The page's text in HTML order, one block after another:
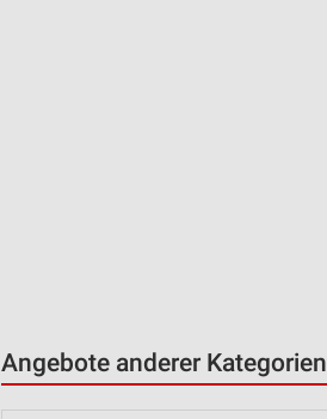
Angebote anderer Kategorien